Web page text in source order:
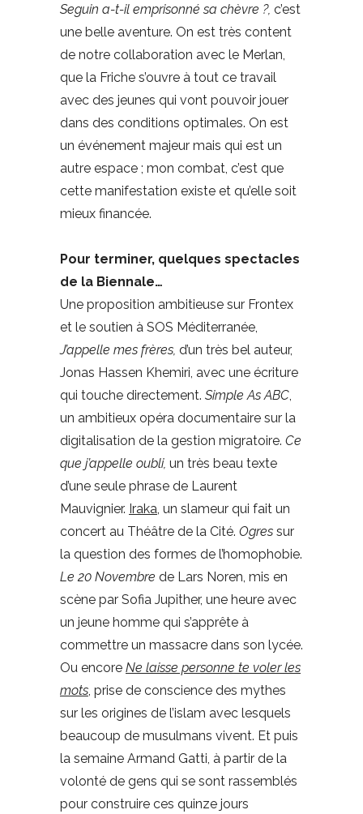
Seguin a-t-il emprisonné sa chèvre ?, c’est
une belle aventure. On est très content
de notre collaboration avec le Merlan,
que la Friche s’ouvre à tout ce travail
avec des jeunes qui vont pouvoir jouer
dans des conditions optimales. On est
un événement majeur mais qui est un
autre espace ; mon combat, c’est que
cette manifestation existe et qu’elle soit
mieux financée.
Pour terminer, quelques spectacles
de la Biennale…
Une proposition ambitieuse sur Frontex
et le soutien à SOS Méditerranée,
J’appelle mes frères, d’un très bel auteur,
Jonas Hassen Khemiri, avec une écriture
qui touche directement. Simple As ABC,
un ambitieux opéra documentaire sur la
digitalisation de la gestion migratoire. Ce
que j’appelle oubli, un très beau texte
d’une seule phrase de Laurent
Mauvignier. Iraka, un slameur qui fait un
concert au Théâtre de la Cité. Ogres sur
la question des formes de l’homophobie.
Le 20 Novembre de Lars Noren, mis en
scène par Sofia Jupither, une heure avec
un jeune homme qui s’apprête à
commettre un massacre dans son lycée.
Ou encore Ne laisse personne te voler les
mots, prise de conscience des mythes
sur les origines de l’islam avec lesquels
beaucoup de musulmans vivent. Et puis
la semaine Armand Gatti, à partir de la
volonté de gens qui se sont rassemblés
pour construire ces quinze jours